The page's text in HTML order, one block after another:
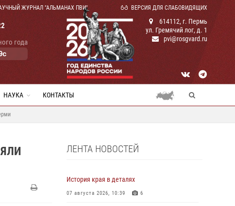
ЖУРНАЛ "АЛЬМАНАХ ПВИ" ВЕРСИЯ ДЛЯ СЛАБОВИДЯЩИХ
года
с
614112, г. Пермь
ул. Гремячий лог, д. 1
pvi@rosgvard.ru
НАУКА КОНТАКТЫ
ЛЕНТА НОВОСТЕЙ
История края в деталях
07 августа 2026, 10:39 6